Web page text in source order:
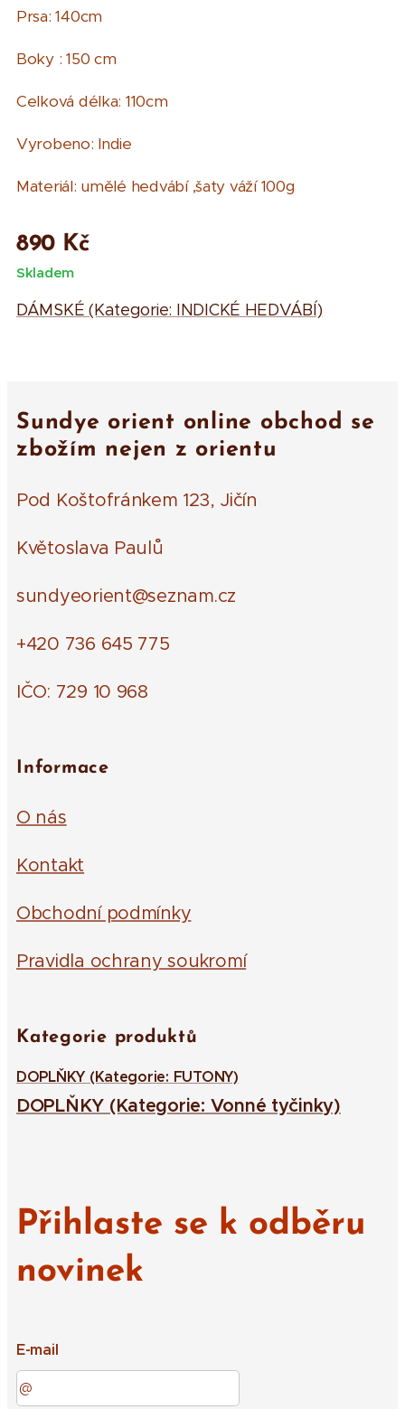
Prsa: 140cm
Boky : 150 cm
Celková délka: 110cm
Vyrobeno: Indie
Materiál: umělé hedvábí ,šaty váží 100g
890 Kč
Skladem
DÁMSKÉ (Kategorie: INDICKÉ HEDVÁBÍ)
Sundye orient online obchod se
zbožím nejen z orientu
Pod Koštofránkem 123, Jičín
Květoslava Paulů
sundyeorient@seznam.cz
+420 736 645 775
IČO: 729 10 968
Informace
O nás
Kontakt
Obchodní podmínky
Pravidla ochrany soukromí
Kategorie produktů
DOPLŇKY (Kategorie: FUTONY)
DOPLŇKY (Kategorie: Vonné tyčinky)
Přihlaste se k odběru
novinek
E-mail